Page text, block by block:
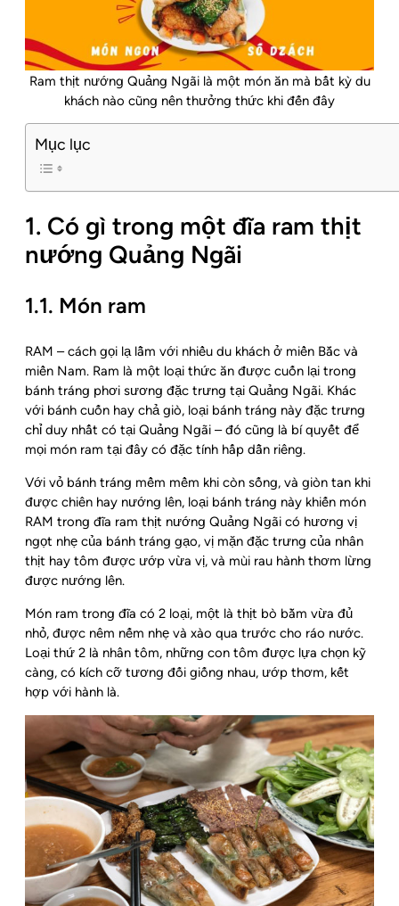
Ram thịt nướng Quảng Ngãi là một món ăn mà bất kỳ du
khách nào cũng nên thưởng thức khi đến đây
Mục lục
1. Có gì trong một đĩa ram thịt
nướng Quảng Ngãi
1.1. Món ram
RAM – cách gọi lạ lẫm với nhiều du khách ở miền Bắc và
miền Nam. Ram là một loại thức ăn được cuốn lại trong
bánh tráng phơi sương đặc trưng tại Quảng Ngãi. Khác
với bánh cuốn hay chả giò, loại bánh tráng này đặc trưng
chỉ duy nhất có tại Quảng Ngãi – đó cũng là bí quyết để
mọi món ram tại đây có đặc tính hấp dẫn riêng.
Với vỏ bánh tráng mềm mềm khi còn sống, và giòn tan khi
được chiên hay nướng lên, loại bánh tráng này khiến món
RAM trong đĩa ram thịt nướng Quảng Ngãi có hương vị
ngọt nhẹ của bánh tráng gạo, vị mặn đặc trưng của nhân
thịt hay tôm được ướp vừa vị, và mùi rau hành thơm lừng
được nướng lên.
Món ram trong đĩa có 2 loại, một là thịt bò bằm vừa đủ
nhỏ, được nêm nếm nhẹ và xào qua trước cho ráo nước.
Loại thứ 2 là nhân tôm, những con tôm được lựa chọn kỹ
càng, có kích cỡ tương đối giống nhau, ướp thơm, kết
hợp với hành là.